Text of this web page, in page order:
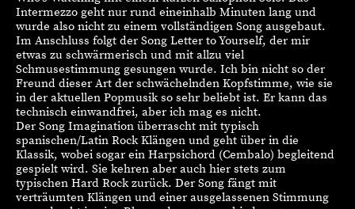
Intermezzo geht nur rund eineinhalb Minuten lang und
wurde also nicht zu einem vollständigen Song ausgebaut.
Im Anschluss folgt der Song Letter to Yourself, der mir
etwas zu schwärmerisch und mit allzu viel
Schmusestimmung gesungen wurde. Ich bin nicht so der
Freund dieser Art der schwächelnden Kopfstimme, wie sie
in der aktuellen Popmusik so sehr beliebt ist. Er kann das
technisch einwandfrei, aber ich mag es nicht.
Der Song Imagination überrascht mit typisch
spanischen/Latin Rock Klängen und geht über in die
Klassik, wobei sogar ein Harpsichord (Cembalo) begleitend
gespielt wird. Sie kehren aber auch hier stets zum
typischen Hard Rock zurück. Der Song fängt mit
verträumten Klängen und einer ausgelassenen Stimmung